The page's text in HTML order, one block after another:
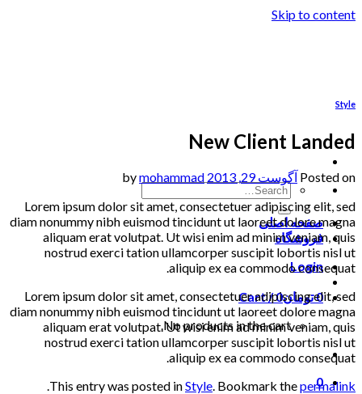
Skip to content
صفحه اصلی
فروشگاه
Login
Cart / تومان0
0
No products in the cart.
0
Style
New Client Landed
Posted on آگوست 29, 2013
mohammad
Lorem ipsum dolor sit amet, consectetuer adipiscing elit, sed
diam nonummy nibh euismod tincidunt ut laoreet dolore magna
aliquam erat volutpat. Ut wisi enim ad minim veniam, quis
nostrud exerci tation ullamcorper suscipit lobortis nisl ut
aliquip ex ea commodo consequat.
Lorem ipsum dolor sit amet, consectetuer adipiscing elit, sed
diam nonummy nibh euismod tincidunt ut laoreet dolore magna
aliquam erat volutpat. Ut wisi enim ad minim veniam, quis
nostrud exerci tation ullamcorper suscipit lobortis nisl ut
aliquip ex ea commodo consequat.
This entry was posted inStyle. Bookmark thepermalink
.